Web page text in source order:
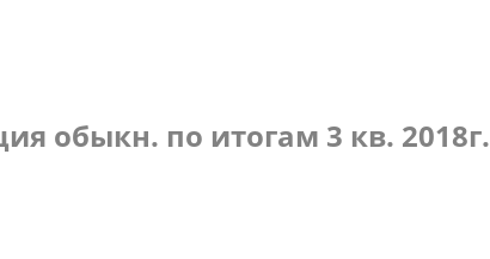
обыкн. по итогам 3 кв. 2018г.